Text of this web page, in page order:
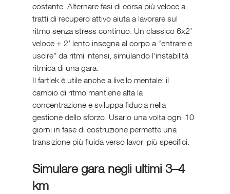
costante. Alternare fasi di corsa più veloce a
tratti di recupero attivo aiuta a lavorare sul
ritmo senza stress continuo. Un classico 6x2’
veloce + 2’ lento insegna al corpo a “entrare e
uscire” da ritmi intensi, simulando l’instabilità
ritmica di una gara.
Il fartlek è utile anche a livello mentale: il
cambio di ritmo mantiene alta la
concentrazione e sviluppa fiducia nella
gestione dello sforzo. Usarlo una volta ogni 10
giorni in fase di costruzione permette una
transizione più fluida verso lavori più specifici.
Simulare gara negli ultimi 3–4
km